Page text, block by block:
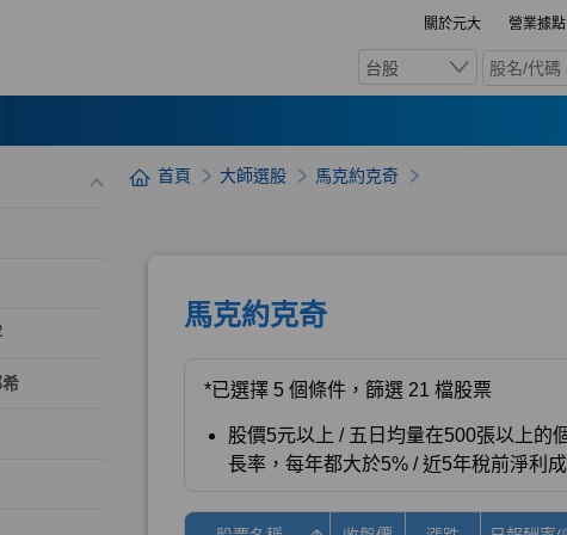
關於元大 營業據點
台股
首頁 大師選股 馬克約克奇